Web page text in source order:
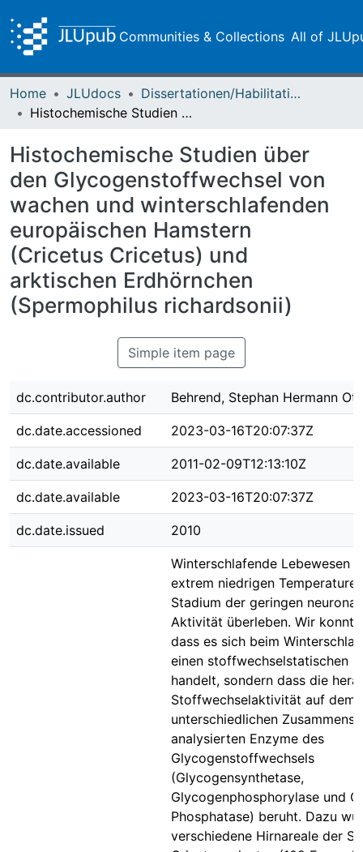
Communities & Collections All of
Home JLUdocs
Dissertationen/Habilitationen
Histochemische Studien über den Glycogenstoffwechsel von wachen und winterschlafenden europäischen Hamstern (Cricetus Cricetus) und arktischen Erdhörnchen (Spermophilus richardsonii)
Histochemische Studien über
den Glycogenstoffwechsel von
wachen und winterschlafenden
europäischen Hamstern
(Cricetus Cricetus) und
arktischen Erdhörnchen
(Spermophilus richardsonii)
Simple item page
dc.contributor.author Behrend, Stephan Hermann
dc.date.accessioned 2023-03-16T20:07:37Z
dc.date.available 2011-02-09T12:13:10Z
dc.date.available 2023-03-16T20:07:37Z
dc.date.issued 2010
Winterschlafende Lebewesen
extrem niedrigen
Stadium der geringen
Aktivität überleben. Wir
dass es sich beim
einen stoffwechselstatischen
handelt, sondern dass die
Stoffwechselaktivität auf dem
unterschiedlichen
analysierten Enzyme des
Glycogenstoffwechsels
(Glycogensynthetase,
Glycogenphosphorylase und
Phosphatase) beruht. Dazu
verschiedene Hirnareale der